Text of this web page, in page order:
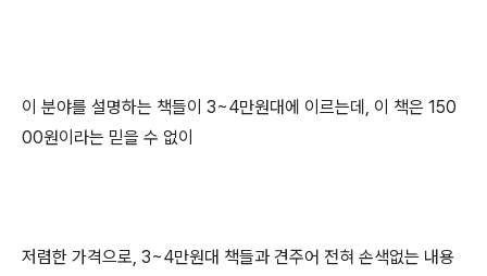
이 분야를 설명하는 책들이 3~4만원대에 이르는데, 이 책은 150
00원이라는 믿을 수 없이
저렴한 가격으로, 3~4만원대 책들과 견주어 전혀 손색없는 내용